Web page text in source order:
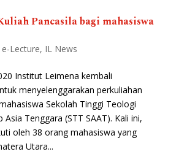
Pancasila bagi mahasiswa
e-Lecture, IL News
Institut Leimena kembali
menyelenggarakan perkuliahan
Sekolah Tinggi Teologi
Asia Tenggara (STT SAAT). Kali ini,
oleh 38 orang mahasiswa yang
Utara...